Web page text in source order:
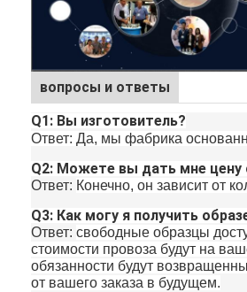
вопросы и ответы
Q1: Вы изготовитель?
Ответ: Да, мы фабрика
Q2: Можете вы дать мне цену
Ответ: Конечно, он зависит от
Q3: Как могу я получить
Ответ:свободные образцы
стоимости провоза будут на
обязанности будут
от вашего заказа в будущем.